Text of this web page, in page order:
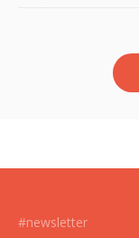
#newsletter